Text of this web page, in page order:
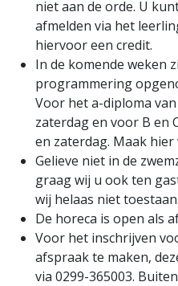
niet aan de orde. U
afmelden via het
hiervoor een credit.
In de komende weken
programmering
Voor het a-diploma
zaterdag en voor B en
en zaterdag. Maak
Gelieve niet in de
graag wij u ook ten
wij helaas niet toestaan.
De horeca is open als
Voor het inschrijven
afspraak te maken,
via 0299-365003.